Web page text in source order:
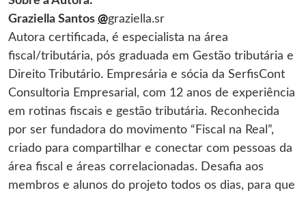
Graziella Santos @graziella.sr
Autora certificada, é especialista na área
fiscal/tributária, pós graduada em Gestão tributária e
Direito Tributário. Empresária e sócia da SerfisCont
Consultoria Empresarial, com 12 anos de experiência
em rotinas fiscais e gestão tributária. Reconhecida
por ser fundadora do movimento “Fiscal na Real”,
criado para compartilhar e conectar com pessoas da
área fiscal e áreas correlacionadas. Desafia aos
membros e alunos do projeto todos os dias, para que